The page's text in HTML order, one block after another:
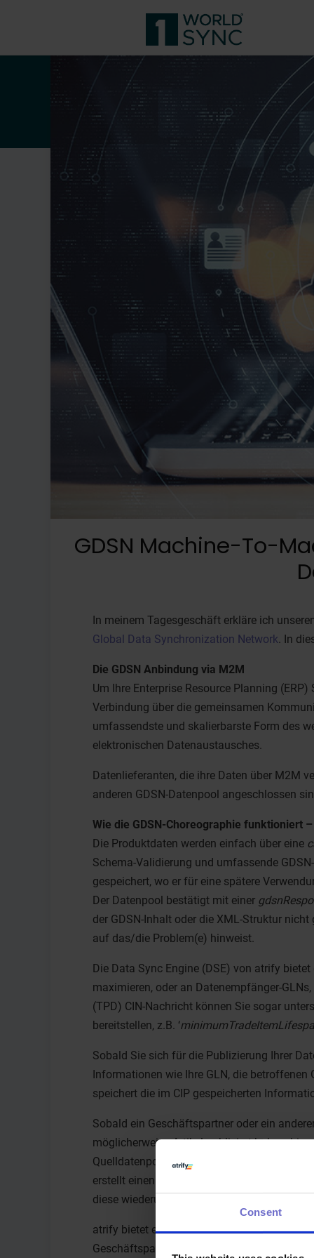
Consent
GDSN Machine-To-
In meinem Tagesgeschäft erkläre ich
Global Data Synchronization Network. In
Die GDSN Anbindung via M2M
Um Ihre Enterprise Resource Planning
Verbindung über die gemeinsamen
umfassendste und skalierbarste Form des
elektronischen Datenaustausches.
Datenlieferanten, die ihre Daten über M2M
anderen GDSN-Datenpool angeschlossen
Wie die GDSN-Choreographie funktioniert
Die Produktdaten werden einfach über eine
Schema-Validierung und umfassende
gespeichert, wo er für eine spätere
Der Datenpool bestätigt mit einer
der GDSN-Inhalt oder die XML-Struktur
auf das/die Problem(e) hinweist.
Die Data Sync Engine (DSE) von atrify
maximieren, oder an Datenempfänger-
(TPD) CIN-Nachricht können Sie sogar
bereitstellen, z.B. ‘
Sobald Sie sich für die Publizierung Ihrer
Informationen wie Ihre GLN, die betroffenen
speichert die im CIP gespeicherten
Sobald ein Geschäftspartner oder ein
möglicherweise Artikel publiziert haben,
Quelldatenpool (SDP) zu identifizieren und
erstellt einen Eintrag in einer so genannten
diese wiederum an das System des
atrify bietet einen deutschen Katalog an –
Geschäftspartnern zu durchsuchen, die